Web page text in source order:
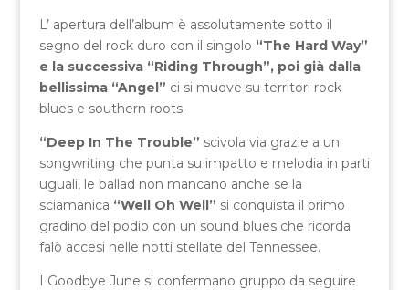
L’ apertura dell’album è assolutamente sotto il
segno del rock duro con il singolo “The Hard Way”
e la successiva “Riding Through”, poi già dalla
bellissima “Angel” ci si muove su territori rock
blues e southern roots.
“Deep In The Trouble” scivola via grazie a un
songwriting che punta su impatto e melodia in parti
uguali, le ballad non mancano anche se la
sciamanica “Well Oh Well” si conquista il primo
gradino del podio con un sound blues che ricorda
falò accesi nelle notti stellate del Tennessee.
I Goodbye June si confermano gruppo da seguire